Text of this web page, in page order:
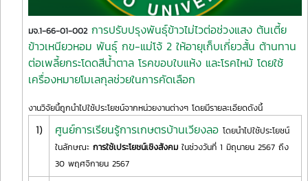
มจ.1-66-01-002 การปรับปรุงพันธุ์ข้าวไม่ไวต่อช่วงแสง ต้นเตี้ย
ข้าวเหนียวหอม พันธุ์ กข-แม่โจ้ 2 ให้อายุเก็บเกี่ยวสั้น ต้านทาน
ต่อเพลี้ยกระโดดสีน้ำตาล โรคขอบใบแห้ง และโรคไหม้ โดยใช้
เครื่องหมายโมเลกุลช่วยในการคัดเลือก
งานวิจัยนี้ถูกนำไปใช้ประโยชน์จากหน่วยงานต่างๆ โดยมีรายละเอียดดังนี้
1) ศูนย์การเรียนรู้การเกษตรบ้านเวียงลอ โดยนำไปใช้ประโยชน์
ในลักษณะ การใช้เประโยชน์เชิงสังคม ในช่วงวันที่ 1 มิถุนายน 2567 ถึง
30 พฤศจิกายน 2567